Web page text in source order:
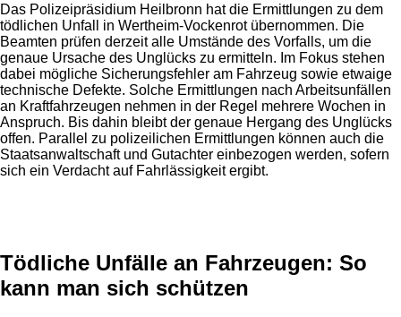
Das Polizeipräsidium Heilbronn hat die Ermittlungen zu dem
tödlichen Unfall in Wertheim-Vockenrot übernommen. Die
Beamten prüfen derzeit alle Umstände des Vorfalls, um die
genaue Ursache des Unglücks zu ermitteln. Im Fokus stehen
dabei mögliche Sicherungsfehler am Fahrzeug sowie etwaige
technische Defekte. Solche Ermittlungen nach Arbeitsunfällen
an Kraftfahrzeugen nehmen in der Regel mehrere Wochen in
Anspruch. Bis dahin bleibt der genaue Hergang des Unglücks
offen. Parallel zu polizeilichen Ermittlungen können auch die
Staatsanwaltschaft und Gutachter einbezogen werden, sofern
sich ein Verdacht auf Fahrlässigkeit ergibt.
Tödliche Unfälle an Fahrzeugen: So
kann man sich schützen